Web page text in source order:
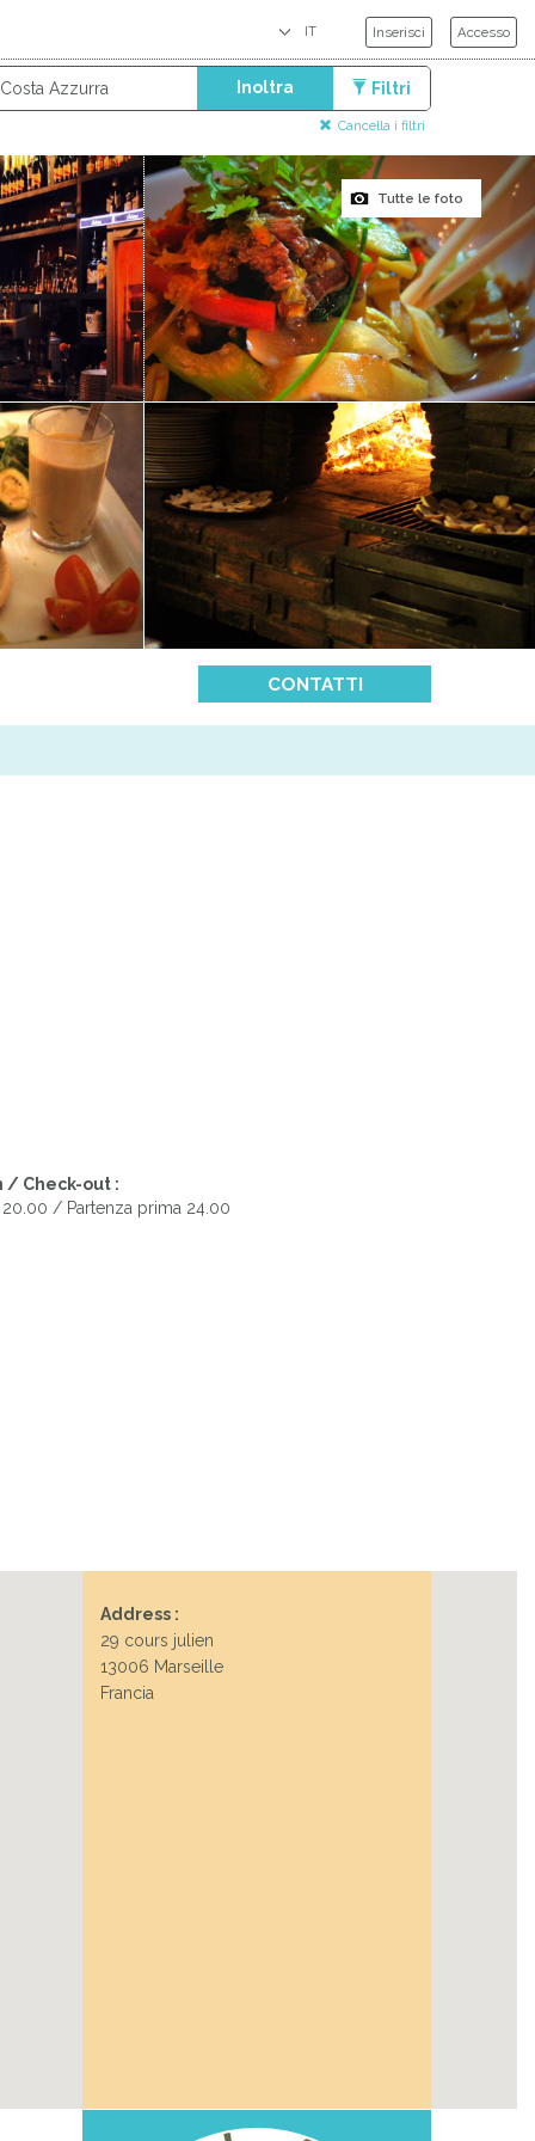
Inserisci Accesso
Inoltra Filtri
Cancella i filtri
Tutte le foto
CONTATTI
/ Check-out :
/ Partenza prima 24.00
Address :
29 cours julien
13006 Marseille
Francia